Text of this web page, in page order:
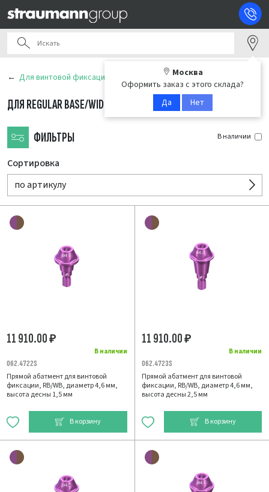
Москва
Оформить заказ с этого склада?
Да
Нет
Для винтовой фиксации
ФИЛЬТРЫ
ДЛЯ REGULAR BASE/WIDE BASE (RB/WB)(10)
В наличии
Сортировка
по артикулу
В наличии
11 910.00₽
062.4722S
Прямой абатмент для винтовой
фиксации, RB/WB, диаметр 4,6 мм,
высота десны 1,5 мм
В корзину
В наличии
11 910.00₽
062.4723S
Прямой абатмент для винтовой
фиксации, RB/WB, диаметр 4,6 мм,
высота десны 2,5 мм
В корзину